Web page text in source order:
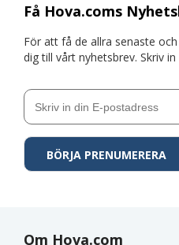
Få Hova.coms
För att få de allra senaste
dig till vårt nyhetsbrev. Skriv
Om Hova.com